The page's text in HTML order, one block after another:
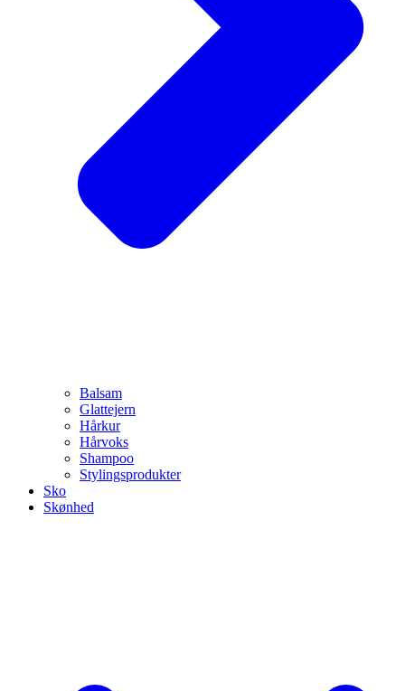
Balsam
Glattejern
Hårkur
Hårvoks
Shampoo
Stylingsprodukter
Sko
Skønhed